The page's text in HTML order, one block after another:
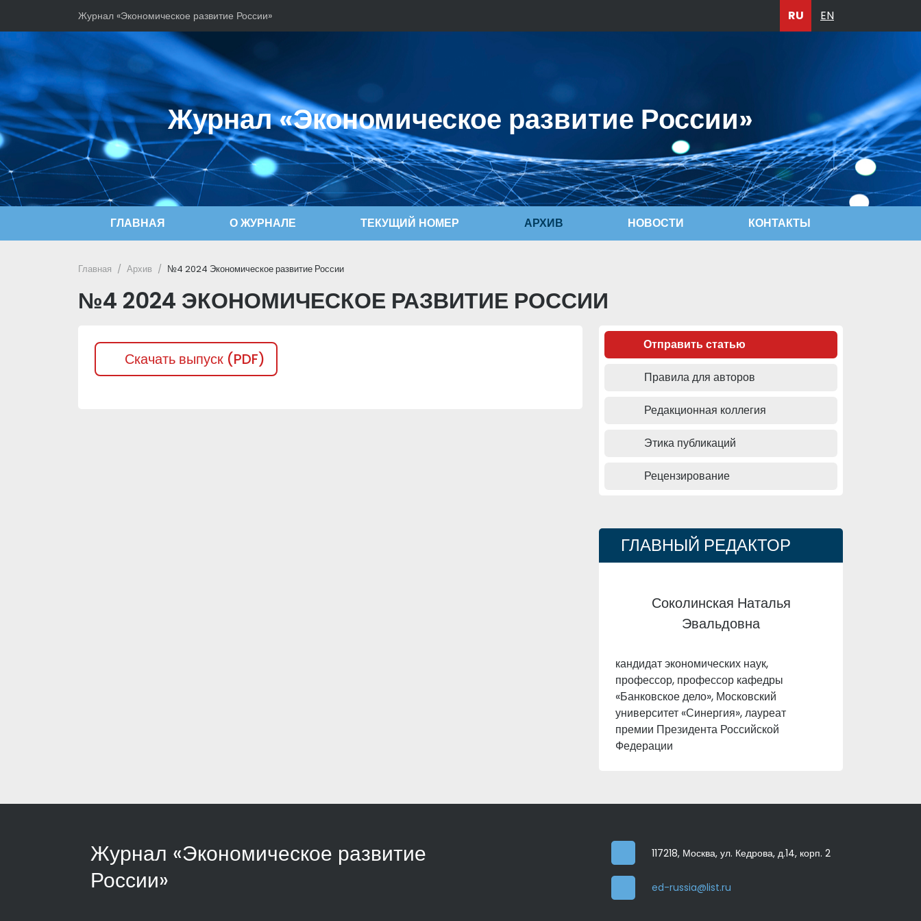
Журнал «Экономическое развитие России» RU EN
Журнал «Экономическое развитие России»
ГЛАВНАЯ О ЖУРНАЛЕ ТЕКУЩИЙ НОМЕР АРХИВ НОВОСТИ КОНТАКТЫ
Главная Архив №4 2024 Экономическое развитие России
№4 2024 ЭКОНОМИЧЕСКОЕ РАЗВИТИЕ РОССИИ
Скачать выпуск (PDF)
Отправить статью
Правила для авторов
Редакционная коллегия
Этика публикаций
Рецензирование
ГЛАВНЫЙ РЕДАКТОР
Соколинская Наталья
Эвальдовна
кандидат экономических наук,
профессор, профессор кафедры
«Банковское дело», Московский
университет «Синергия», лауреат
премии Президента Российской
Федерации
Журнал «Экономическое развитие
России»
117218, Москва, ул. Кедрова, д.14, корп. 2
ed-russia@list.ru